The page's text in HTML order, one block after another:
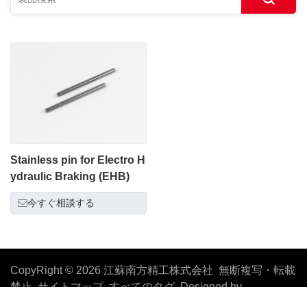
Stainless pin for Electro H
ydraulic Braking (EHB)
今すぐ相談する
CopyRight © 2026 江蘇南方精工株式会社 無断複写・転載